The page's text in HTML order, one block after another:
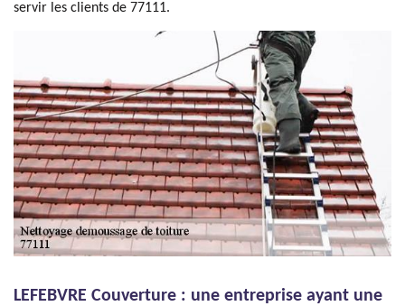
servir les clients de 77111.
LEFEBVRE Couverture : une entreprise ayant une